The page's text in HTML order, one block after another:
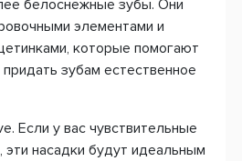
белоснежные зубы. Они
элементами и
которые помогают
зубам естественное
Если у вас чувствительные
насадки будут идеальным